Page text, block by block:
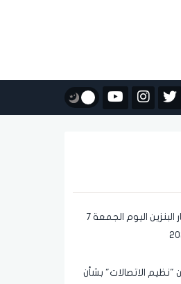
رسميًا.. أسعار البنزين اليوم الجمعة 7
"نظيم الاتصالات" بشأن